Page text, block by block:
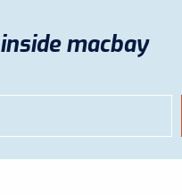
inside macbay